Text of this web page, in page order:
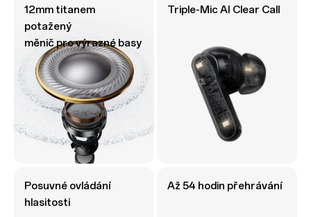
12mm titanem
potažený
měnič pro výrazné basy
Triple-Mic AI Clear Call
Posuvné ovládání
hlasitosti
Až 54 hodin přehrávání